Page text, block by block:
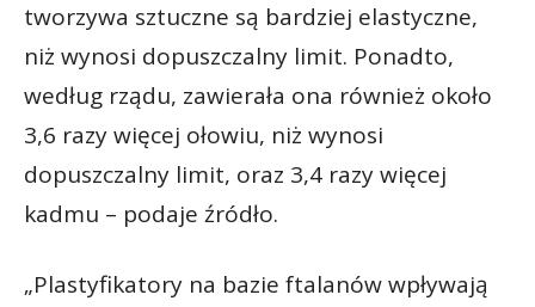
tworzywa sztuczne są bardziej elastyczne,
niż wynosi dopuszczalny limit. Ponadto,
według rządu, zawierała ona również około
3,6 razy więcej ołowiu, niż wynosi
dopuszczalny limit, oraz 3,4 razy więcej
kadmu – podaje źródło.
„Plastyfikatory na bazie ftalanów wpływają